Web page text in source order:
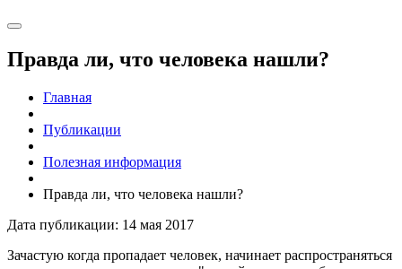
Правда ли, что человека нашли?
Главная
Публикации
Полезная информация
Правда ли, что человека нашли?
Дата публикации: 14 мая 2017
Зачастую когда пропадает человек, начинает распространяться